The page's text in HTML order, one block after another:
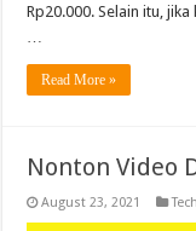
Rp20.000. Selain itu,
Read More »
Nonton Video
August 23, 2021 Tech